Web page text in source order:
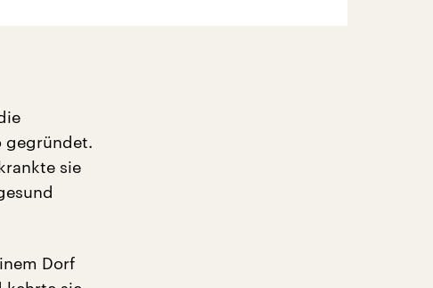
gegründet.
sie
Dorf